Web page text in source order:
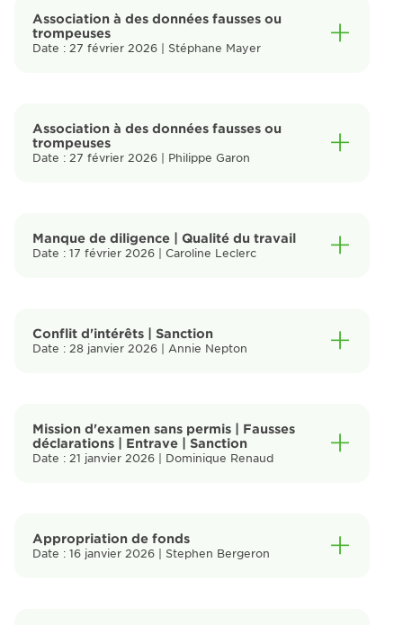
Association à des données fausses ou
trompeuses
Date : 27 février 2026 | Stéphane Mayer
Association à des données fausses ou
trompeuses
Date : 27 février 2026 | Philippe Garon
Manque de diligence | Qualité du travail
Date : 17 février 2026 | Caroline Leclerc
Conflit d'intérêts | Sanction
Date : 28 janvier 2026 | Annie Nepton
Mission d'examen sans permis | Fausses
déclarations | Entrave | Sanction
Date : 21 janvier 2026 | Dominique Renaud
Appropriation de fonds
Date : 16 janvier 2026 | Stephen Bergeron